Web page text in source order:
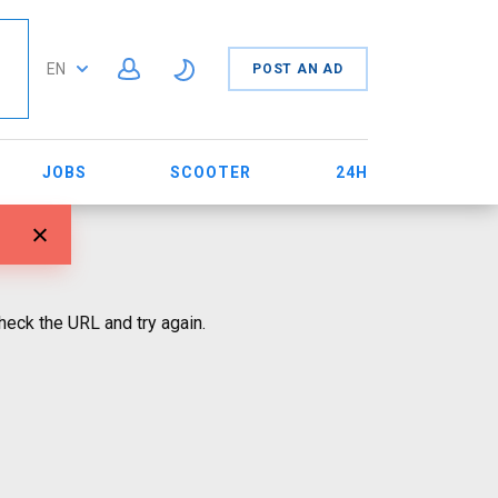
EN POST AN AD
JOBS SCOOTER 24H
the URL and try again.